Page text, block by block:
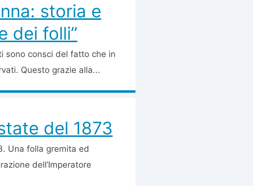
storia e
dei folli”
sono consci del fatto che in
Questo grazie alla...
del 1873
Una folla gremita ed
dell’Imperatore